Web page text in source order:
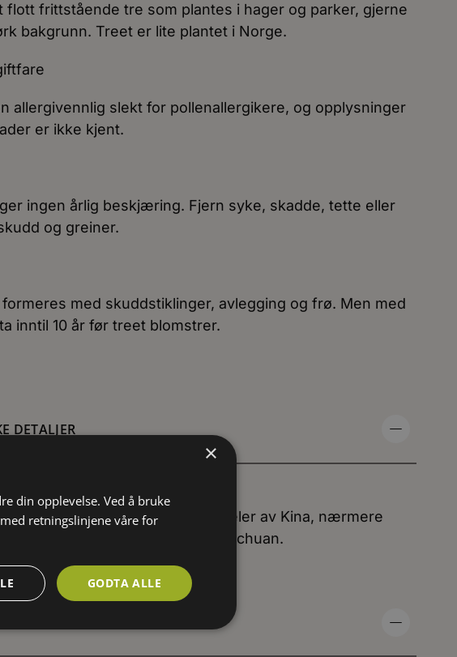
flott frittstående tre som plantes i hager og parker, gjerne
bakgrunn. Treet er lite plantet i Norge.
allergivennlig slekt for pollenallergikere, og opplysninger
er ikke kjent.
ingen årlig beskjæring. Fjern syke, skadde, tette eller
og greiner.
formeres med skuddstiklinger, avlegging og frø. Men med
inntil 10 år før treet blomstrer.
DETALJER
opprinnelse:
er viltvoksende i vestre deler av Kina, nærmere
Vest-Hupeh og Vest-Szechuan.
×
din opplevelse. Ved å bruke
retningslinjene våre for
GODTA ALLE